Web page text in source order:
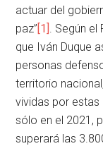
actuar del
paz” [1] . Según
que Iván Duque
personas
territorio
vividas por estas
sólo en el 2021,
superará las